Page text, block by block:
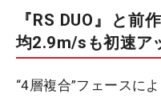
『RS DUO』と前
均2.9m/sも初速ア
“4層複合”フェースに